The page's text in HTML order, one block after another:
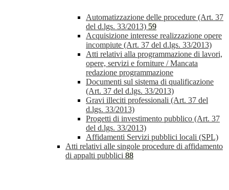
Automatizzazione delle procedure (Art. 37
del d.lgs. 33/2013) 59
Acquisizione interesse realizzazione opere
incompiute (Art. 37 del d.lgs. 33/2013)
Atti relativi alla programmazione di lavori,
opere, servizi e forniture / Mancata
redazione programmazione
Documenti sul sistema di qualificazione
(Art. 37 del d.lgs. 33/2013)
Gravi illeciti professionali (Art. 37 del
d.lgs. 33/2013)
Progetti di investimento pubblico (Art. 37
del d.lgs. 33/2013)
Affidamenti Servizi pubblici locali (SPL)
Atti relativi alle singole procedure di affidamento
di appalti pubblici 88